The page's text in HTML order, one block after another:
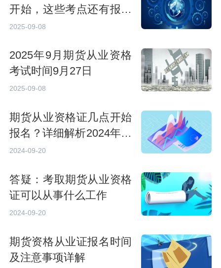
开始，这些考点还有报考
名额！
2025-09-08
2025年9月期货从业资格
考试时间9月27日
2025-09-08
期货从业资格证几点开始
报名？详细解析2024年报
名时间
2024-09-20
答疑：考取期货从业资格
证可以从事什么工作
2024-09-20
期货资格从业证报名时间
及注意事项详解